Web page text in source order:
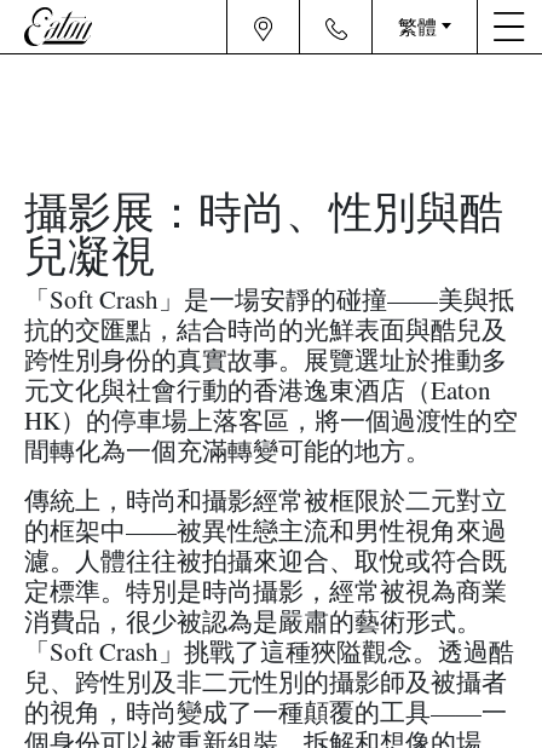
繁體
攝影展：時尚、性別與酷
兒凝視
「Soft Crash」是一場安靜的碰撞——美與抵
抗的交匯點，結合時尚的光鮮表面與酷兒及
跨性別身份的真實故事。展覽選址於推動多
元文化與社會行動的香港逸東酒店（Eaton
HK）的停車場上落客區，將一個過渡性的空
間轉化為一個充滿轉變可能的地方。
傳統上，時尚和攝影經常被框限於二元對立
的框架中——被異性戀主流和男性視角來過
濾。人體往往被拍攝來迎合、取悅或符合既
定標準。特別是時尚攝影，經常被視為商業
消費品，很少被認為是嚴肅的藝術形式。
「Soft Crash」挑戰了這種狹隘觀念。透過酷
兒、跨性別及非二元性別的攝影師及被攝者
的視角，時尚變成了一種顛覆的工具——一